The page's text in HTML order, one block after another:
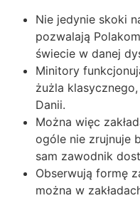
Nie jedynie skoki
pozwalają
świecie w danej
Minitory
żużla
Danii.
Można więc
ogóle nie zrujnuje
sam zawodnik
Obserwują formę
można w